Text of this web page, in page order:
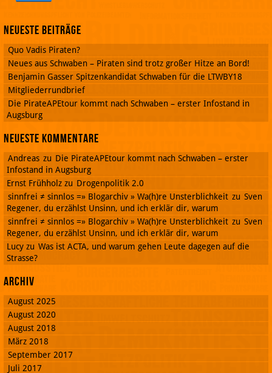
Neueste Beiträge
Quo Vadis Piraten?
Neues aus Schwaben – Piraten sind trotz großer Hitze an Bord!
Benjamin Gasser Spitzenkandidat Schwaben für die LTWBY18
Mitgliederrundbrief
Die PirateAPEtour kommt nach Schwaben – erster Infostand in
Augsburg
Neueste Kommentare
Andreas zu Die PirateAPEtour kommt nach Schwaben – erster
Infostand in Augsburg
Ernst Frühholz zu Drogenpolitik 2.0
sinnfrei ≠ sinnlos =» Blogarchiv » Wa(h)re Unsterblichkeit zu Sven
Regener, du erzählst Unsinn, und ich erklär dir, warum
sinnfrei ≠ sinnlos =» Blogarchiv » Wa(h)re Unsterblichkeit zu Sven
Regener, du erzählst Unsinn, und ich erklär dir, warum
Lucy zu Was ist ACTA, und warum gehen Leute dagegen auf die
Strasse?
Archiv
August 2025
August 2020
August 2018
März 2018
September 2017
Juli 2017